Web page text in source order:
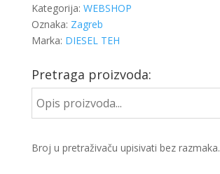
Kategorija: WEBSHOP
Oznaka: Zagreb
Marka: DIESEL TEH
Pretraga proizvoda:
Broj u pretraživaču upisivati bez razmaka.